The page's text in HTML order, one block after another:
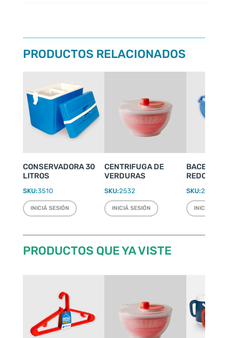
PRODUCTOS RELACIONADOS
CONSERVADORA 30
LITROS
SKU:3510
INICIÁ SESIÓN
CENTRIFUGA DE
VERDURAS
SKU:2532
INICIÁ SESIÓN
REDONDA
SKU:2247
INICIÁ
PRODUCTOS QUE YA VISTE